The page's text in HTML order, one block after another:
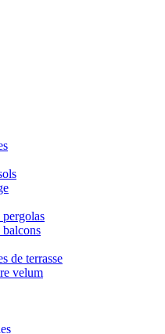
pergolas
balcons
de terrasse
velum